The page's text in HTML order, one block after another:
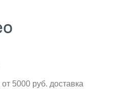
5000 руб. доставка